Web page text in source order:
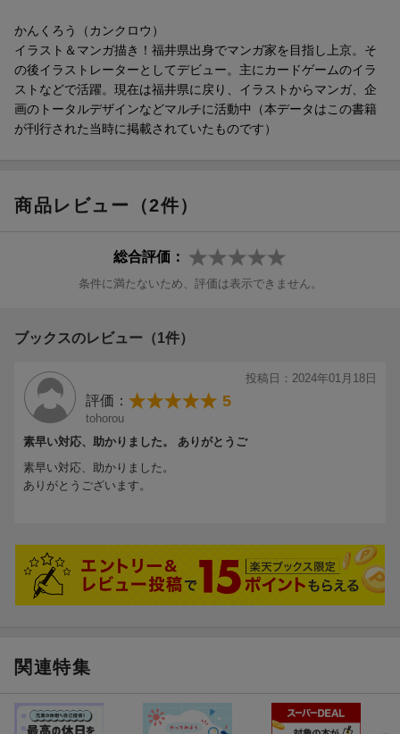
かんくろう（カンクロウ）
イラスト＆マンガ描き！福井県出身でマンガ家を目指し上京。そ
の後イラストレーターとしてデビュー。主にカードゲームのイラ
ストなどで活躍。現在は福井県に戻り、イラストからマンガ、企
画のトータルデザインなどマルチに活動中（本データはこの書籍
が刊行された当時に掲載されていたものです）
商品レビュー（2件）
総合評価：
条件に満たないため、評価は表示できません。
ブックスのレビュー（1件）
投稿日：2024年01月18日
評価： 5
tohorou
素早い対応、助かりました。 ありがとうご
素早い対応、助かりました。
ありがとうございます。
関連特集